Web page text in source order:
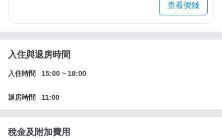
查看價錢
入住與退房時間
入住時間 15:00 ~ 18:00
退房時間 11:00
稅金及附加費用